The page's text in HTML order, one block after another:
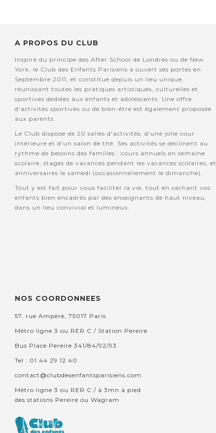
A PROPOS DU CLUB
Inspiré du principe des After School de Londres ou de New
York, le Club des Enfants Parisiens a ouvert ses portes en
Septembre 2011, et constitue depuis un lieu unique,
réunissant toutes les pratiques artistiques, culturelles et
sportives dédiées aux enfants et adolescents. Une offre
d'activités sportives ou de bien-être est également proposée
aux parents.
Le Club dispose de 20 salles d'activités, d'une jolie cour
intérieure et d'un salon de thé. Ses activités se déclinent au
rythme de besoins des familles : cours annuels en semaine
scolaire, stages de vacances pendant les vacances scolaires, et
anniversaires le samedi (occasionnellement le dimanche).
Tout y est fait pour vous faciliter la vie, tout en sachant vos
enfants bien encadrés par des enseignants de haut niveau,
dans un lieu convivial et lumineux.
NOS COORDONNEES
57, rue Ampère, 75017 Paris
Métro ligne 3 ou RER C / Station Pereire
Bus Place Pereire 341/84/92/93
Tel : 01 44 29 12 40
contact@clubdesenfantsparisiens.com
Métro ligne 3 ou RER C / à 3mn à pied
des stations Pereire ou Wagram